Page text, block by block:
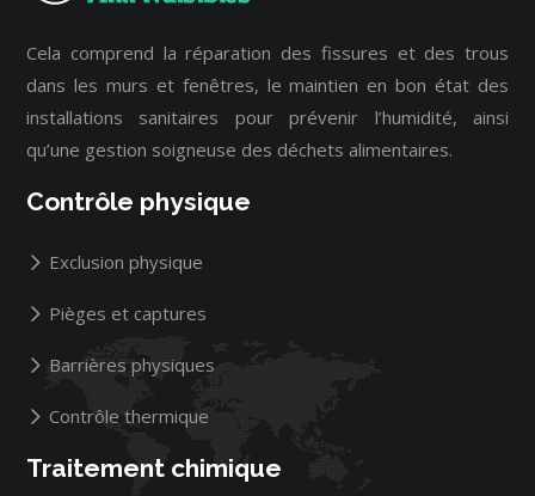
Cela comprend la réparation des fissures et des trous
dans les murs et fenêtres, le maintien en bon état des
installations sanitaires pour prévenir l’humidité, ainsi
qu’une gestion soigneuse des déchets alimentaires.
Contrôle physique
Exclusion physique
Pièges et captures
Barrières physiques
Contrôle thermique
Traitement chimique